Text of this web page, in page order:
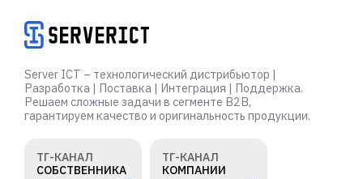
Server ICT – технологический дистрибьютор |
Разработка | Поставка | Интеграция | Поддержка.
Решаем сложные задачи в сегменте B2B,
гарантируем качество и оригинальность продукции.
ТГ-КАНАЛ
СОБСТВЕННИКА
ТГ-КАНАЛ
КОМПАНИИ